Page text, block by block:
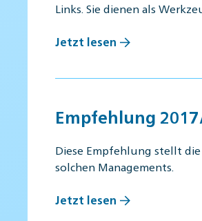
Links. Sie dienen als
Jetzt lesen
Empfehlung
Diese Empfehlung stellt
solchen Managements.
Jetzt lesen